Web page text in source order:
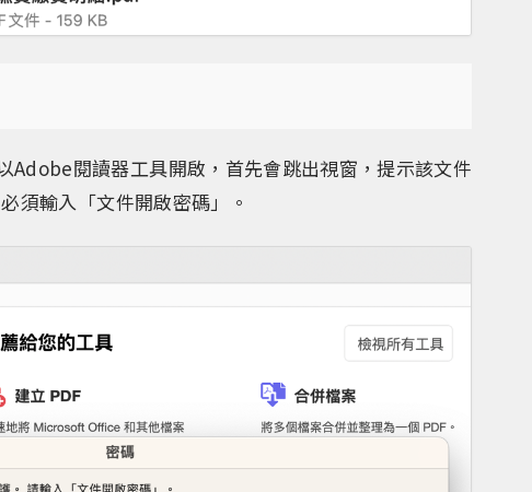
Adobe閱讀器工具開啟，首先會跳出視窗，提示該文件
須輸入「文件開啟密碼」。